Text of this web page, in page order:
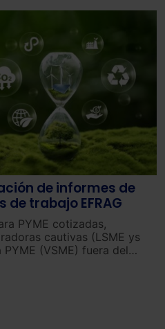
de informes de
trabajo EFRAG
PYME cotizadas,
cautivas (LSME ys
(VSME) fuera del